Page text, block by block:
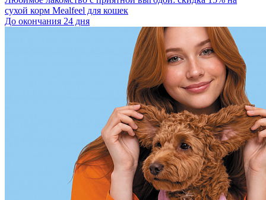
сухой корм Mealfeel для кошек
До окончания 24 дня